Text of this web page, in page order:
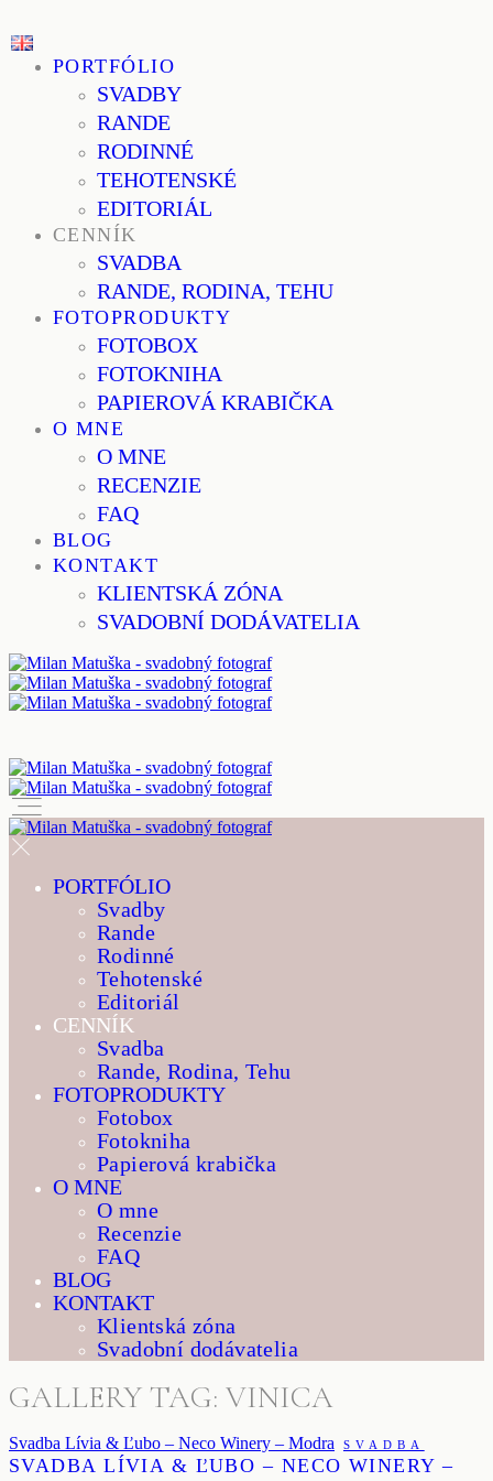
PORTFÓLIO
SVADBY
RANDE
RODINNÉ
TEHOTENSKÉ
EDITORIÁL
CENNÍK
SVADBA
RANDE, RODINA, TEHU
FOTOPRODUKTY
FOTOBOX
FOTOKNIHA
PAPIEROVÁ KRABIČKA
O MNE
O MNE
RECENZIE
FAQ
BLOG
KONTAKT
KLIENTSKÁ ZÓNA
SVADOBNÍ DODÁVATELIA
PORTFÓLIO
Svadby
Rande
Rodinné
Tehotenské
Editoriál
CENNÍK
Svadba
Rande, Rodina, Tehu
FOTOPRODUKTY
Fotobox
Fotokniha
Papierová krabička
O MNE
O mne
Recenzie
FAQ
BLOG
KONTAKT
Klientská zóna
Svadobní dodávatelia
GALLERY TAG: VINICA
Svadba Lívia & Ľubo – Neco Winery – Modra SVADBA
SVADBA LÍVIA & ĽUBO – NECO WINERY –